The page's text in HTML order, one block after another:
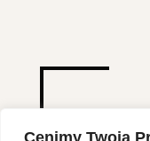
Cenimy Twoją
W